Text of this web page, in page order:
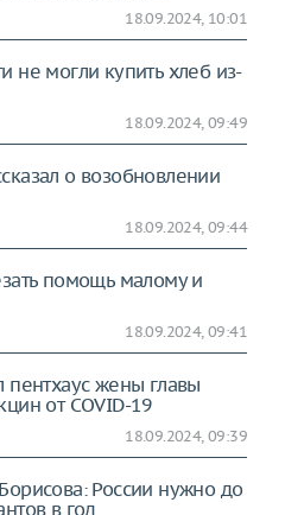
18.09.2024, 10:01
не могли купить хлеб из-
18.09.2024, 09:49
о возобновлении
18.09.2024, 09:44
помощь малому и
18.09.2024, 09:41
пентхаус жены главы
от COVID-19
18.09.2024, 09:39
России нужно до
в год